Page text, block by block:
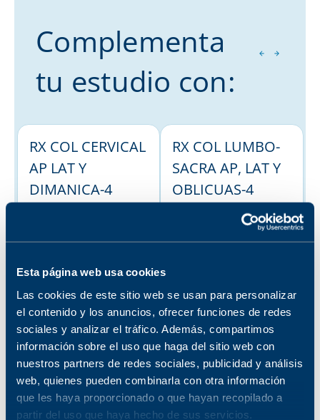
Esta página web usa cookies
Las cookies de este sitio web se usan para personalizar
el contenido y los anuncios, ofrecer funciones de redes
sociales y analizar el tráfico. Además, compartimos
información sobre el uso que haga del sitio web con
nuestros partners de redes sociales, publicidad y análisis
web, quienes pueden combinarla con otra información
que les haya proporcionado o que hayan recopilado a
partir del uso que haya hecho de sus servicios.
Complementa
tu estudio con:
RX COL CERVICAL
AP LAT Y
DIMANICA-4
No disponible en la
RX COL LUMBO-
SACRA AP, LAT Y
OBLICUAS-4
No disponible en la
sucursal seleccionada
Ver sucursales donde
RX COL CERVICAL
OBLICUA Y
DINAMICAS-4
No disponible en la
sucursal seleccionada
Ver sucursales donde
está disponible
RX COL CERVICAL
OBLICUAS-2
No disponible en la
sucursal seleccionada
Ver sucursales donde
está disponible
RX COL CERVICAL